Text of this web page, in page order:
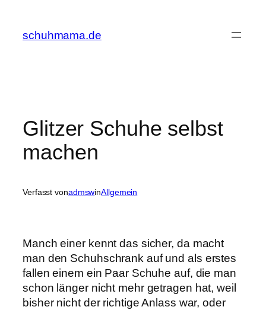
springen
schuhmama.de
Glitzer Schuhe selbst
machen
Verfasst vonadmswinAllgemein
Manch einer kennt das sicher, da macht
man den Schuhschrank auf und als erstes
fallen einem ein Paar Schuhe auf, die man
schon länger nicht mehr getragen hat, weil
bisher nicht der richtige Anlass war, oder